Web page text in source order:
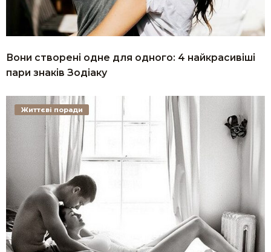
Вони створені одне для одного: 4 найкрасивіші
пари знаків Зодіаку
Життєві поради